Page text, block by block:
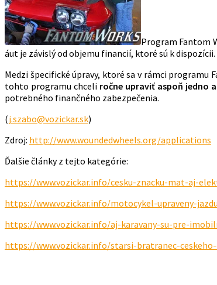
Program Fantom
áut je závislý od objemu financií, ktoré sú k
Medzi špecifické úpravy, ktoré sa v rámci
tohto programu chceli ročne upraviť aspoň jedno
potrebného finančného zabezpečenia.
(j.szabo@vozickar.sk)
Zdroj: http://www.woundedwheels.org/applications
Ďalšie články z tejto kategórie:
https://www.vozickar.info/cesku-znacku-mat-aj-
https://www.vozickar.info/motocykel-upraveny-
https://www.vozickar.info/aj-karavany-su-pre-
https://www.vozickar.info/starsi-bratranec-